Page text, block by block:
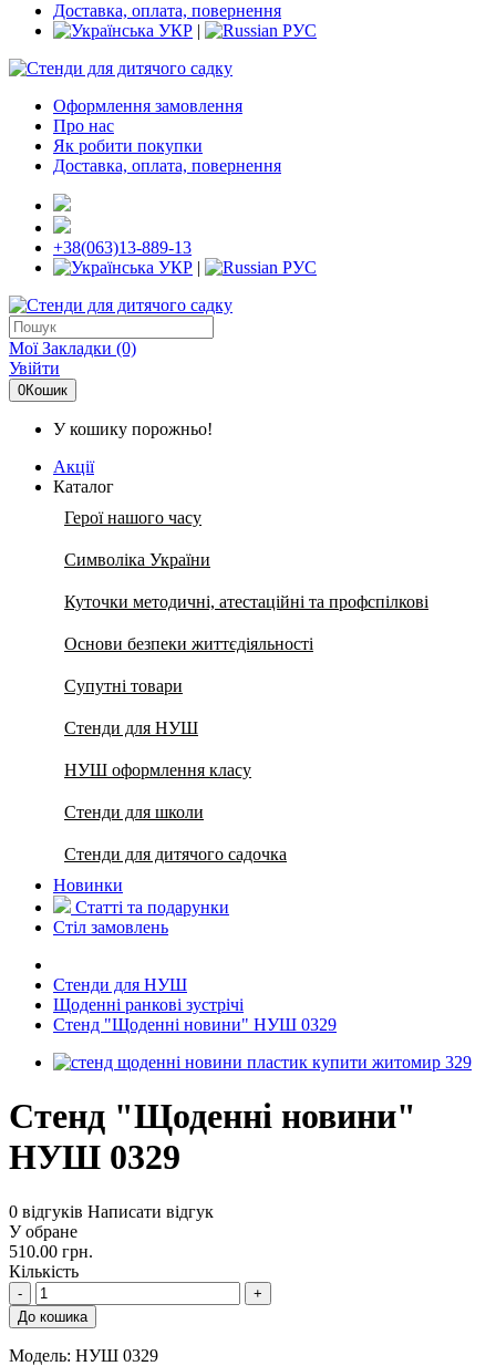
Доставка, оплата, повернення
УКР | РУС
Оформлення замовлення
Про нас
Як робити покупки
Доставка, оплата, повернення
+38(063)13-889-13
УКР | РУС
Мої Закладки (0)
Увійти
0Кошик
У кошику порожньо!
Акції
Каталог
Герої нашого часу
Символіка України
Куточки методичні, атестаційні та профспілкові
Основи безпеки життєдіяльності
Супутні товари
Стенди для НУШ
НУШ оформлення класу
Стенди для школи
Стенди для дитячого садочка
Новинки
Статті та подарунки
Стіл замовлень
Стенди для НУШ
Щоденні ранкові зустрічі
Стенд "Щоденні новини" НУШ 0329
Стенд "Щоденні новини"
НУШ 0329
0 відгуків Написати відгук
У обране
510.00 грн.
Кількість
-
+
До кошика
Модель: НУШ 0329